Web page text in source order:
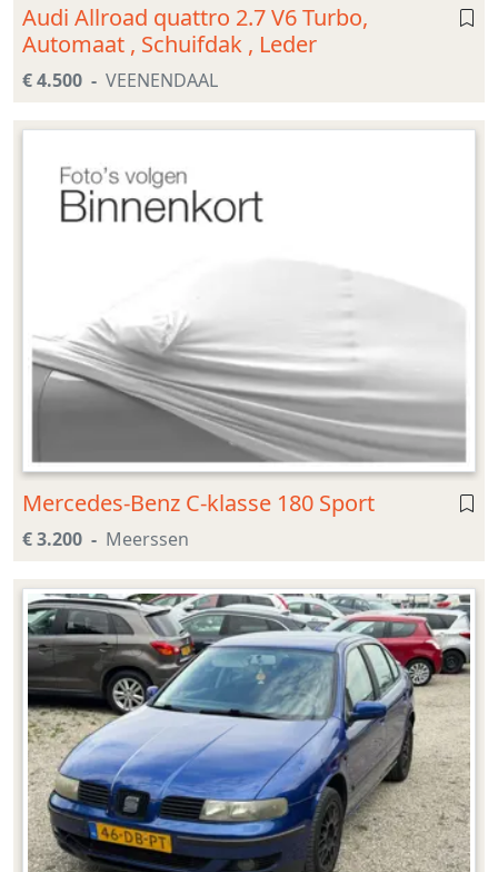
Audi Allroad quattro 2.7 V6 Turbo,
Automaat , Schuifdak , Leder
€ 4.500 VEENENDAAL
Mercedes-Benz C-klasse 180 Sport
€ 3.200 Meerssen